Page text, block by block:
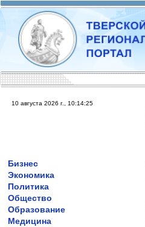
10 августа 2026 г., 10:14:25
Бизнес
Экономика
Политика
Общество
Образование
Медицина